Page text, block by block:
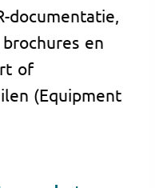
documentatie,
en
of
(Equipment